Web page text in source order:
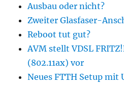
Ausbau oder nicht?
Zweiter Glasfaser-
Reboot tut gut?
AVM stellt VDSL
(802.11ax) vor
Neues FTTH Setup mit